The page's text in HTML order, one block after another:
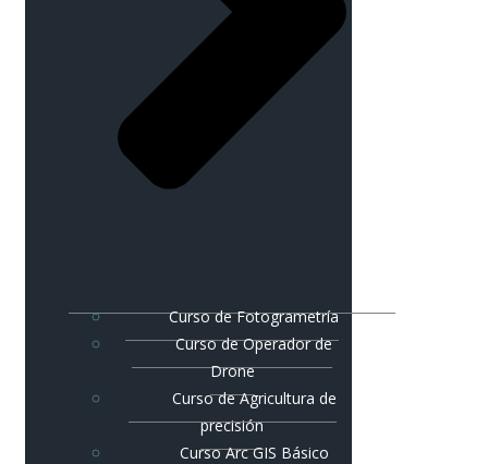
Curso de Fotogrametría
Curso de Operador de
Drone
Curso de Agricultura de
precisión
Curso Arc GIS Básico